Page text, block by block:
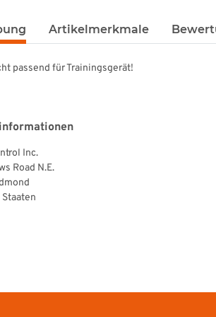
Artikelmerkmale
passend für Trainingsgerät!
Inc.
Road N.E.